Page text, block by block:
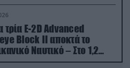
τρία E-2D Advanced
Block II αποκτά το
Ναυτικό – Στο 1,2
το κόστος